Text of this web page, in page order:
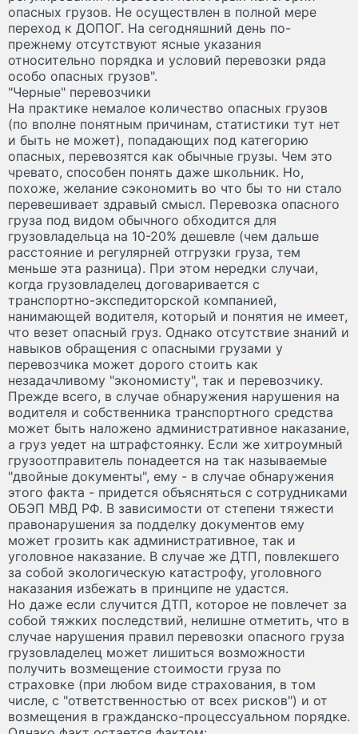
опасных грузов. Не осуществлен в полной мере
переход к ДОПОГ. На сегодняшний день по-
прежнему отсутствуют ясные указания
относительно порядка и условий перевозки ряда
особо опасных грузов".
"Черные" перевозчики
На практике немалое количество опасных грузов
(по вполне понятным причинам, статистики тут нет
и быть не может), попадающих под категорию
опасных, перевозятся как обычные грузы. Чем это
чревато, способен понять даже школьник. Но,
похоже, желание сэкономить во что бы то ни стало
перевешивает здравый смысл. Перевозка опасного
груза под видом обычного обходится для
грузовладельца на 10-20% дешевле (чем дальше
расстояние и регулярней отгрузки груза, тем
меньше эта разница). При этом нередки случаи,
когда грузовладелец договаривается с
транспортно-экспедиторской компанией,
нанимающей водителя, который и понятия не имеет,
что везет опасный груз. Однако отсутствие знаний и
навыков обращения с опасными грузами у
перевозчика может дорого стоить как
незадачливому "экономисту", так и перевозчику.
Прежде всего, в случае обнаружения нарушения на
водителя и собственника транспортного средства
может быть наложено административное наказание,
а груз уедет на штрафстоянку. Если же хитроумный
грузоотправитель понадеется на так называемые
"двойные документы", ему - в случае обнаружения
этого факта - придется объясняться с сотрудниками
ОБЭП МВД РФ. В зависимости от степени тяжести
правонарушения за подделку документов ему
может грозить как административное, так и
уголовное наказание. В случае же ДТП, повлекшего
за собой экологическую катастрофу, уголовного
наказания избежать в принципе не удастся.
Но даже если случится ДТП, которое не повлечет за
собой тяжких последствий, нелишне отметить, что в
случае нарушения правил перевозки опасного груза
грузовладелец может лишиться возможности
получить возмещение стоимости груза по
страховке (при любом виде страхования, в том
числе, с "ответственностью от всех рисков") и от
возмещения в гражданско-процессуальном порядке.